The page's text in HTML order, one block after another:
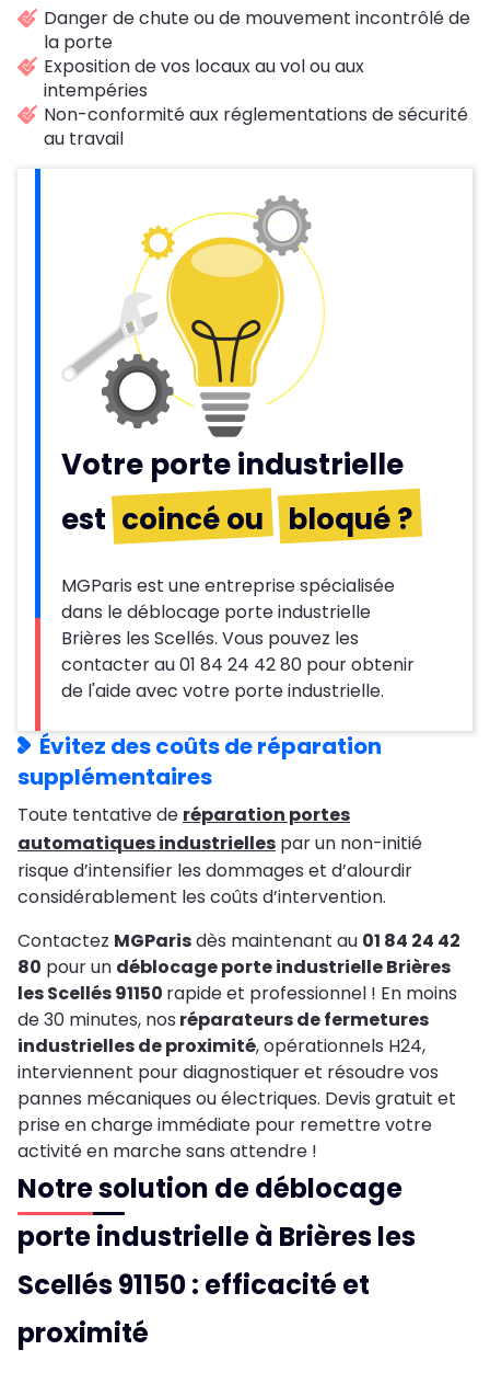
Danger de chute ou de mouvement incontrôlé de
la porte
Exposition de vos locaux au vol ou aux
intempéries
Non-conformité aux réglementations de sécurité
au travail
Votre porte industrielle
est coincé ou bloqué ?
MGParis est une entreprise spécialisée
dans le déblocage porte industrielle
Brières les Scellés. Vous pouvez les
contacter au 01 84 24 42 80 pour obtenir
de l'aide avec votre porte industrielle.
Évitez des coûts de réparation
supplémentaires
Toute tentative de réparation portes
automatiques industrielles par un non-initié
risque d’intensifier les dommages et d’alourdir
considérablement les coûts d’intervention.
Contactez MGParisdès maintenant au 01 84 24 42
80 pour un déblocage porte industrielle Brières
les Scellés 91150 rapide et professionnel ! En moins
de 30 minutes, nos réparateurs de fermetures
industrielles de proximité, opérationnels H24,
interviennent pour diagnostiquer et résoudre vos
pannes mécaniques ou électriques. Devis gratuit et
prise en charge immédiate pour remettre votre
activité en marche sans attendre !
Notre solution de déblocage
porte industrielle à Brières les
Scellés 91150 : efficacité et
proximité